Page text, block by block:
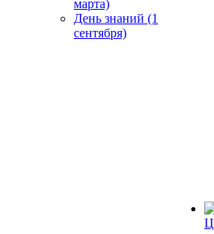
марта)
День знаний (1
сентября)